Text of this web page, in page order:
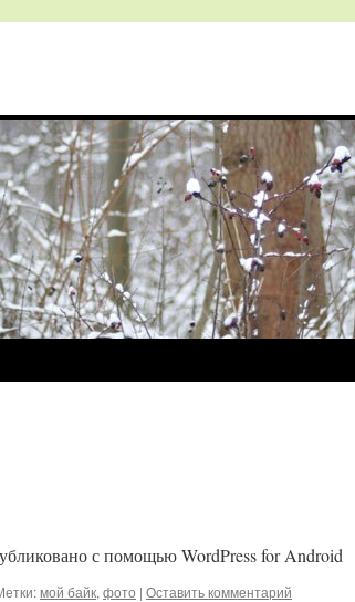
с помощью WordPress for Android
мой байк, фото | Оставить комментарий